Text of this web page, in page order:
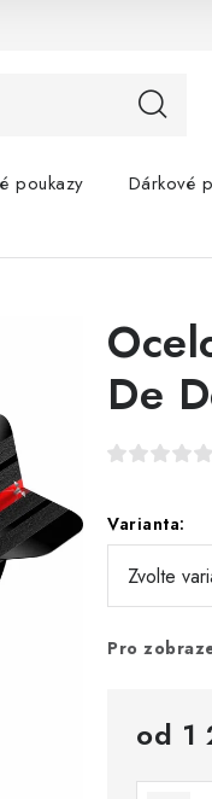
poukazy Dárkové
De
Varianta:
Pro
od 1